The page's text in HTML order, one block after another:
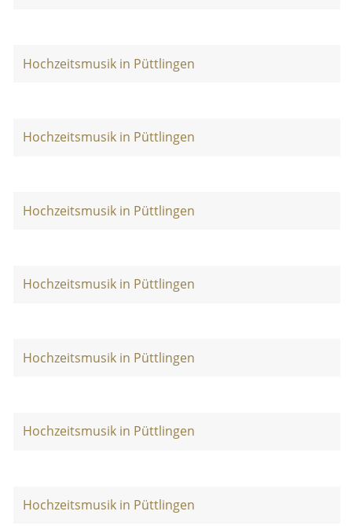
Hochzeitsmusik in Püttlingen
Hochzeitsmusik in Püttlingen
Hochzeitsmusik in Püttlingen
Hochzeitsmusik in Püttlingen
Hochzeitsmusik in Püttlingen
Hochzeitsmusik in Püttlingen
Hochzeitsmusik in Püttlingen